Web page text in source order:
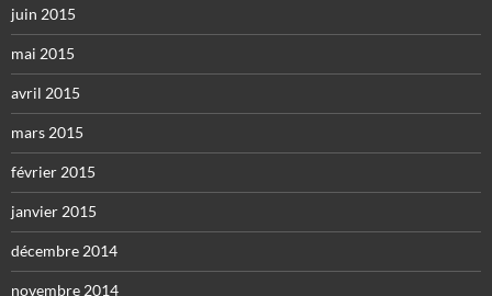
juin 2015
mai 2015
avril 2015
mars 2015
février 2015
janvier 2015
décembre 2014
novembre 2014